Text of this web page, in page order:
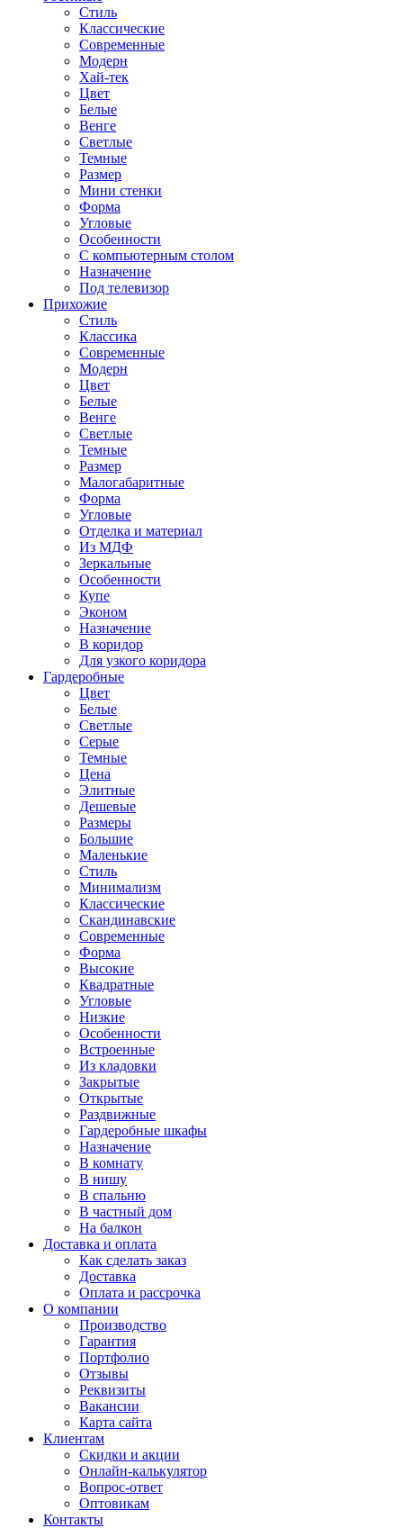
Стиль
Классические
Современные
Модерн
Хай-тек
Цвет
Белые
Венге
Светлые
Темные
Размер
Мини стенки
Форма
Угловые
Особенности
С компьютерным столом
Назначение
Под телевизор
Прихожие
Стиль
Классика
Современные
Модерн
Цвет
Белые
Венге
Светлые
Темные
Размер
Малогабаритные
Форма
Угловые
Отделка и материал
Из МДФ
Зеркальные
Особенности
Купе
Эконом
Назначение
В коридор
Для узкого коридора
Гардеробные
Цвет
Белые
Светлые
Серые
Темные
Цена
Элитные
Дешевые
Размеры
Большие
Маленькие
Стиль
Минимализм
Классические
Скандинавские
Современные
Форма
Высокие
Квадратные
Угловые
Низкие
Особенности
Встроенные
Из кладовки
Закрытые
Открытые
Раздвижные
Гардеробные шкафы
Назначение
В комнату
В нишу
В спальню
В частный дом
На балкон
Доставка и оплата
Как сделать заказ
Доставка
Оплата и рассрочка
О компании
Производство
Гарантия
Портфолио
Отзывы
Реквизиты
Вакансии
Карта сайта
Клиентам
Скидки и акции
Онлайн-калькулятор
Вопрос-ответ
Оптовикам
Контакты